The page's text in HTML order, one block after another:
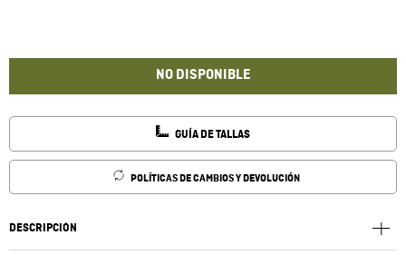
NO DISPONIBLE
GUÍA DE TALLAS
POLÍTICAS DE CAMBIOS Y DEVOLUCIÓN
DESCRIPCIÓN